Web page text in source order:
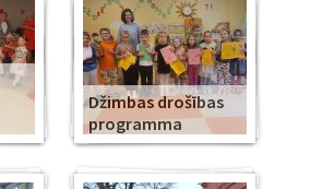
Džimbas drošības
programma